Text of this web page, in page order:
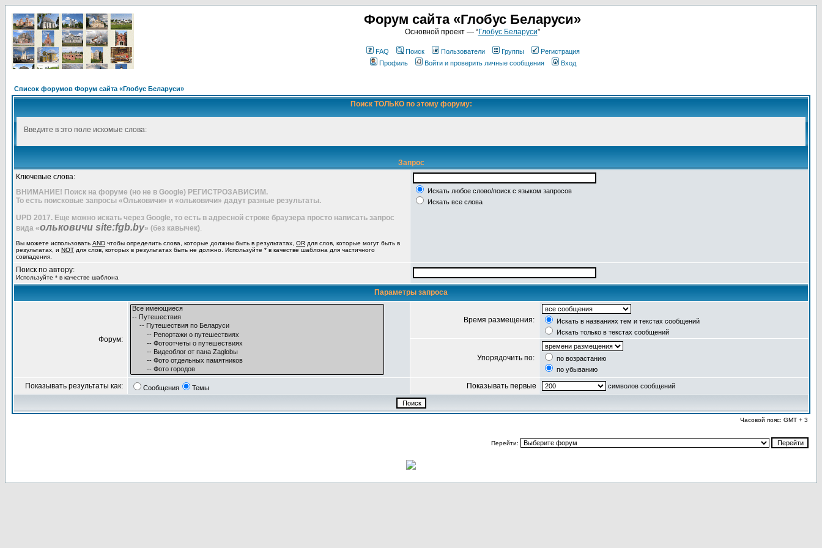
Форум сайта «Глобус Беларуси»
Основной проект — “Глобус Беларуси"
FAQ Поиск Пользователи Группы
Регистрация
Профиль
Войти и проверить личные сообщения Вход
Список форумов Форум сайта «Глобус Беларуси»
Поиск ТОЛЬКО по этому форуму:
Введите в это поле искомые слова:
Запрос
Ключевые слова:
ВНИМАНИЕ! Поиск на форуме (но не в Google) РЕГИСТРОЗАВИСИМ.
То есть поисковые запросы «Ольковичи» и «ольковичи» дадут разные результаты.
UPD 2017. Еще можно искать через Google, то есть в адресной строке браузера просто написать запрос
вида «ольковичи site:fgb.by» (без кавычек).
Вы можете использовать AND чтобы определить слова, которые должны быть в результатах, OR для слов, которые могут быть в
результатах, и NOT для слов, которых в результатах быть не должно. Используйте * в качестве шаблона для частичного
совпадения.
Искать любое слово/поиск с языком запросов
Искать все слова
Поиск по автору:
Используйте * в качестве шаблона
Параметры запроса
Форум:
Время размещения:
Искать в названиях тем и текстах сообщений
Искать только в текстах сообщений
Упорядочить по:
по возрастанию
по убыванию
Показывать результаты как: Сообщения Темы Показывать первые символов сообщений
Часовой пояс: GMT + 3
Перейти: